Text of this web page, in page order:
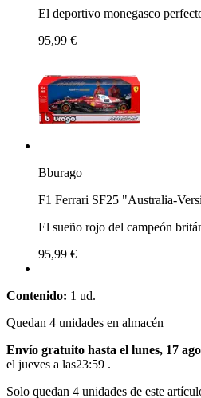
El deportivo monegasco
95,99 €
Bburago
F1 Ferrari SF25 "Australia-
El sueño rojo del campeón
95,99 €
Contenido: 1 ud.
Quedan 4 unidades en almacén
Envío gratuito hasta el lunes, 17
el jueves a las23:59 .
Solo quedan 4 unidades de este